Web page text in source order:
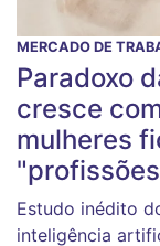
MERCADO DE
Paradoxo
cresce
mulheres
Estudo inédito
inteligência